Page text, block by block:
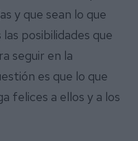
y que sean lo que
posibilidades que
seguir en la
es que lo que
felices a ellos y a los